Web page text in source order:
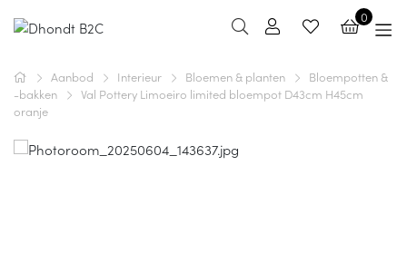
0
Aanbod Interieur Bloemen & planten
Bloempotten &
-bakken
Val Pottery Limoeiro limited bloempot D43cm H45cm
oranje